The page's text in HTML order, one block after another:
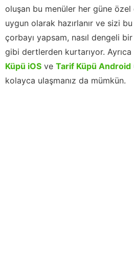
oluşan bu menüler her güne
uygun olarak hazırlanır ve sizi
çorbayı yapsam, nasıl dengeli
gibi dertlerden kurtarıyor.
Küpü iOS ve Tarif Küpü Android
kolayca ulaşmanız da mümkün.